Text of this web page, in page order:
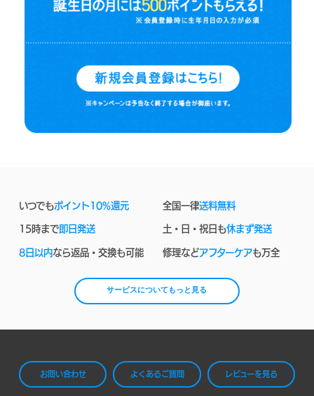
いつでもポイント10%還元 全国一律送料無料
15時まで即日発送 土・日・祝日も休まず発送
8日以内なら返品・交換も可能 修理などアフターケアも万全
サービスについてもっと見る
お問い合わせ よくあるご質問 レビューを見る